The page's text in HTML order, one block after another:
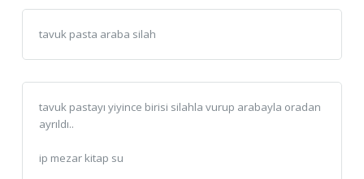
tavuk pasta araba silah
tavuk pastayı yiyince birisi silahla vurup arabayla oradan
ayrıldı..
ip mezar kitap su